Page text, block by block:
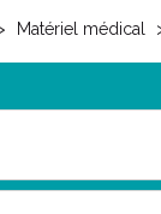
Matériel médical